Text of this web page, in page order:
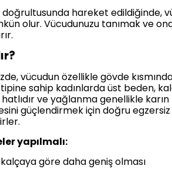
hareket edildiğinde,
olur. Vücudunuzu tanımak ve
vücudun özellikle gövde
tipine sahip kadınlarda üst beden,
ve yağlanma genellikle
güçlendirmek için doğru
yapılmalı:
göre daha geniş olması